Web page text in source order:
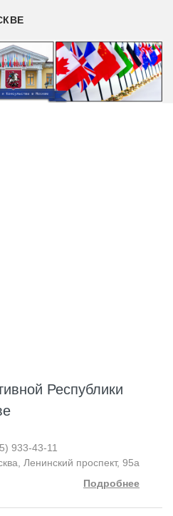
Республики
933-43-11
Ленинский проспект, 95а
Подробнее